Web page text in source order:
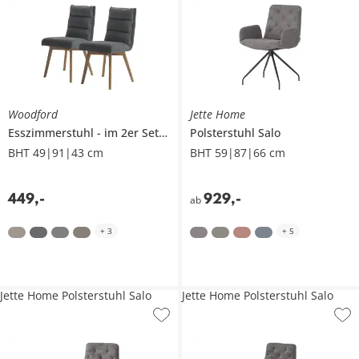
Woodford
Esszimmerstuhl
im 2er Set
Kalama
BHT 49|91|43 cm
449,-
+ 3
Jette Home
Polsterstuhl Salo
BHT 59|87|66 cm
ab 929,-
+ 5
Jette Home Polsterstuhl Salo Jette Home Polsterstuhl Salo